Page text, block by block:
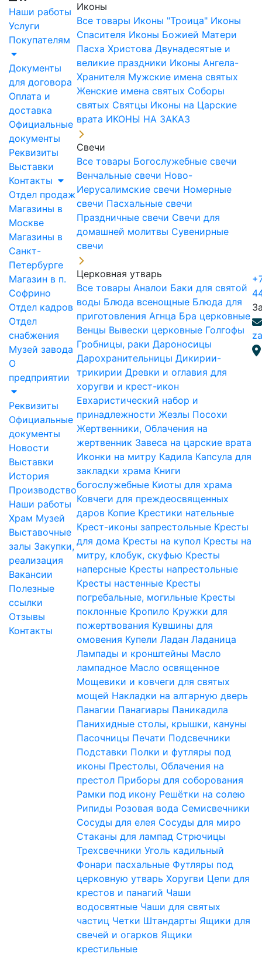
Наши работы
Услуги
Покупателям
Документы
для договора
Оплата и
доставка
Официальные
документы
Реквизиты
Выставки
Контакты
Отдел продаж
Магазины в
Москве
Магазины в
Санкт-
Петербурге
Магазин в п.
Софрино
Отдел кадров
Отдел
снабжения
Музей завода
О
предприятии
Реквизиты
Официальные
документы
Новости
Выставки
История
Производство
Наши работы
Храм Музей
Выставочные
залы Закупки,
реализация
Вакансии
Полезные
ссылки
Отзывы
Контакты
Иконы
Все товары Иконы "Троица" Иконы
Спасителя Иконы Божией Матери
Пасха Христова Двунадесятые и
великие праздники Иконы Ангела-
Хранителя Мужские имена святых
Женские имена святых Соборы
святых Святцы Иконы на Царские
врата ИКОНЫ НА ЗАКАЗ
Свечи
Все товары Богослужебные свечи
Венчальные свечи Ново-
Иерусалимские свечи Номерные
свечи Пасхальные свечи
Праздничные свечи Свечи для
домашней молитвы Сувенирные
свечи
Церковная утварь
Все товары Аналои Баки для святой
воды Блюда всенощные Блюда для
приготовления Агнца Бра церковные
Венцы Вывески церковные Голгофы
Гробницы, раки Дароносицы
Дарохранительницы Дикирии-
трикирии Древки и оглавия для
хоругви и крест-икон
Евхаристический набор и
принадлежности Жезлы Посохи
Жертвенники, Облачения на
жертвенник Завеса на царские врата
Иконки на митру Кадила Капсула для
закладки храма Книги
богослужебные Киоты для храма
Ковчеги для преждеосвященных
даров Копие Крестики нательные
Крест-иконы запрестольные Кресты
для дома Кресты на купол Кресты на
митру, клобук, скуфью Кресты
наперсные Кресты напрестольные
Кресты настенные Кресты
погребальные, могильные Кресты
поклонные Кропило Кружки для
пожертвования Кувшины для
омовения Купели Ладан Ладаница
Лампады и кронштейны Масло
лампадное Масло освященное
Мощевики и ковчеги для святых
мощей Накладки на алтарную дверь
Панагии Панагиары Паникадила
Панихидные столы, крышки, кануны
Пасочницы Печати Подсвечники
Подставки Полки и футляры под
иконы Престолы, Облачения на
престол Приборы для соборования
Рамки под икону Решётки на солею
Рипиды Розовая вода Семисвечники
Сосуды для елея Сосуды для миро
Стаканы для лампад Стрючицы
Трехсвечники Уголь кадильный
Фонари пасхальные Футляры под
церковную утварь Хоругви Цепи для
крестов и панагий Чаши
водосвятные Чаши для святых
частиц Четки Штандарты Ящики для
свечей и огарков Ящики
крестильные